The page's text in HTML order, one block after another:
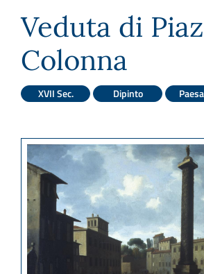
Veduta di
Colonna
XVII Sec. Dipinto